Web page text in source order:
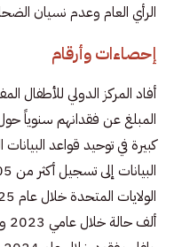
الرأي العام وعدم نسيان
إحصاءات وأرقام
أفاد المركز الدولي للأطفال
المبلغ عن فقدانهم سنوياً
كبيرة في توحيد قواعد